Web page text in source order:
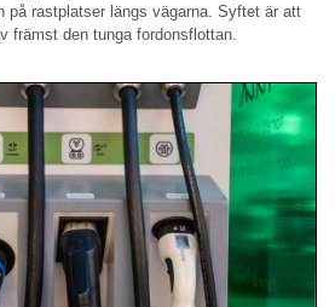
på rastplatser längs vägarna. Syftet är att
främst den tunga fordonsflottan.